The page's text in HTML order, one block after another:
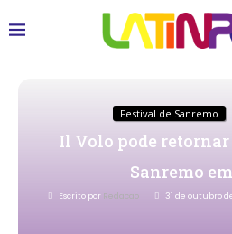
Festival de Sanremo
Il Volo pode
Sanremo
Escrito por Redacao 31 de outubro